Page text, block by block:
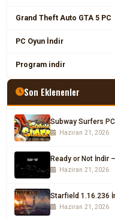
Grand Theft Auto GTA 5 PC
PC Oyun İndir
Program indir
Son Eklenenler
Subway Surfers
Haziran 21, 2026
Ready or Not İndir
Haziran 21, 2026
Starfield 1.16.236
Haziran 21, 2026